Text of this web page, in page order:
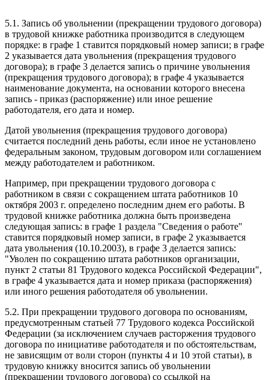
5.1. Запись об увольнении (прекращении трудового договора)
в трудовой книжке работника производится в следующем
порядке: в графе 1 ставится порядковый номер записи; в графе
2 указывается дата увольнения (прекращения трудового
договора); в графе 3 делается запись о причине увольнения
(прекращения трудового договора); в графе 4 указывается
наименование документа, на основании которого внесена
запись - приказ (распоряжение) или иное решение
работодателя, его дата и номер.
Датой увольнения (прекращения трудового договора)
считается последний день работы, если иное не установлено
федеральным законом, трудовым договором или соглашением
между работодателем и работником.
Например, при прекращении трудового договора с
работником в связи с сокращением штата работников 10
октября 2003 г. определено последним днем его работы. В
трудовой книжке работника должна быть произведена
следующая запись: в графе 1 раздела "Сведения о работе"
ставится порядковый номер записи, в графе 2 указывается
дата увольнения (10.10.2003), в графе 3 делается запись:
"Уволен по сокращению штата работников организации,
пункт 2 статьи 81 Трудового кодекса Российской Федерации",
в графе 4 указывается дата и номер приказа (распоряжения)
или иного решения работодателя об увольнении.
5.2. При прекращении трудового договора по основаниям,
предусмотренным статьей 77 Трудового кодекса Российской
Федерации (за исключением случаев расторжения трудового
договора по инициативе работодателя и по обстоятельствам,
не зависящим от воли сторон (пункты 4 и 10 этой статьи), в
трудовую книжку вносится запись об увольнении
(прекращении трудового договора) со ссылкой на